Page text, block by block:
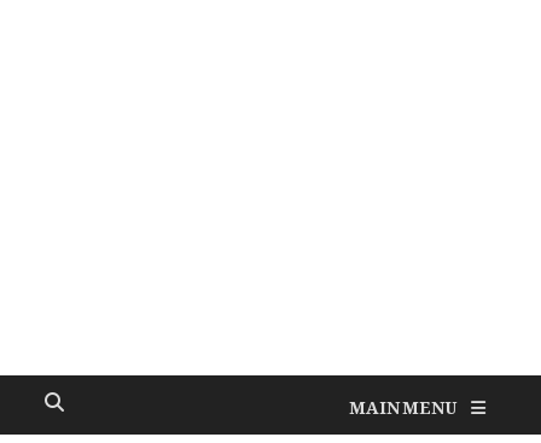
MAIN MENU